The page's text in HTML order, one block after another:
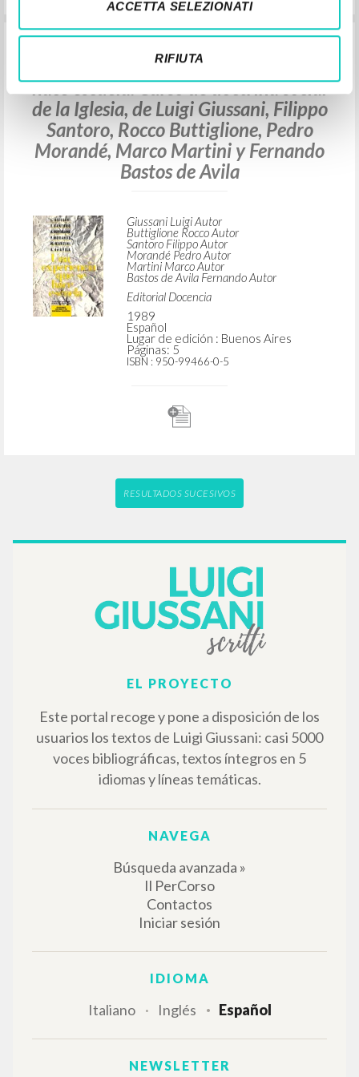
ACCETTA SELEZIONATI
RIFIUTA
Bastos de Avila Fernando Autor
Editorial Docencia
Español
Páginas: 4
ISBN: 950-99466-0-5
“La familia: lugar de educación en la
pertenencia.” En Una experiencia que se
hace escuela: Curso de doctrina social
de la Iglesia, de Luigi Giussani, Filippo
Santoro, Rocco Buttiglione, Pedro
Morandé, Marco Martini y Fernando
Bastos de Avila
Buttiglione Rocco Autor
Santoro Filippo Autor
Morandé Pedro Autor
1989
Este portal recoge y pone a disposición de los
usuarios los textos de Luigi Giussani: casi 5000
voces bibliográficas, textos íntegros en 5
idiomas y líneas temáticas.
NAVEGA
Búsqueda avanzada »
Il PerCorso